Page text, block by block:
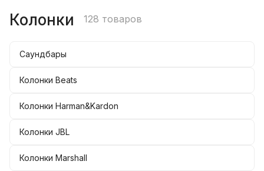
Колонки 128 товаров
Саундбары
Колонки Beats
Колонки Harman&Kardon
Колонки JBL
Колонки Marshall